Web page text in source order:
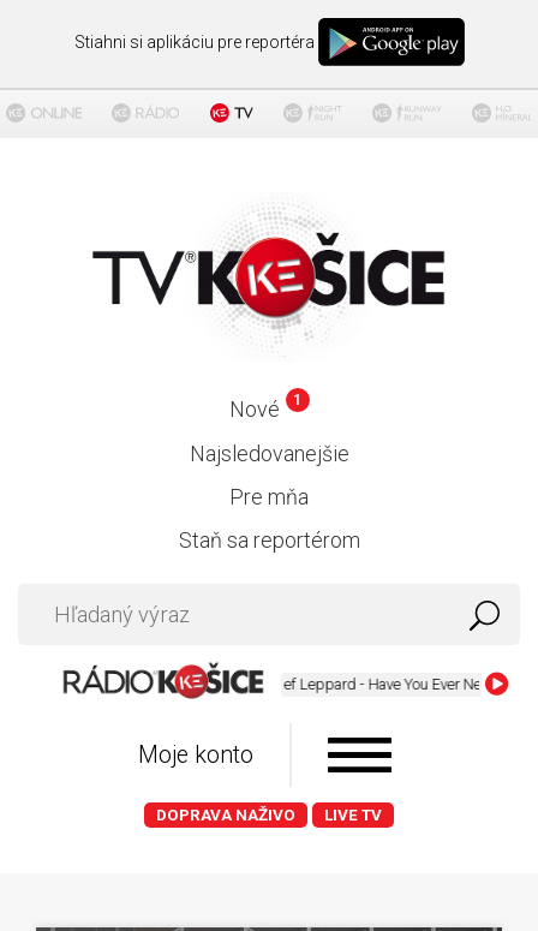
Stiahni si aplikáciu pre reportéra
Nové 1
Najsledovanejšie
Pre mňa
Staň sa reportérom
Def Leppard - Have You Ever Needed
Moje konto
DOPRAVA NAŽIVO LIVE TV